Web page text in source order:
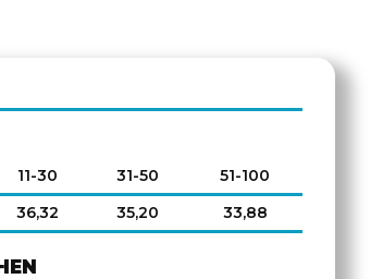
11-30 31-50
51-100
36,32 35,20 33,88